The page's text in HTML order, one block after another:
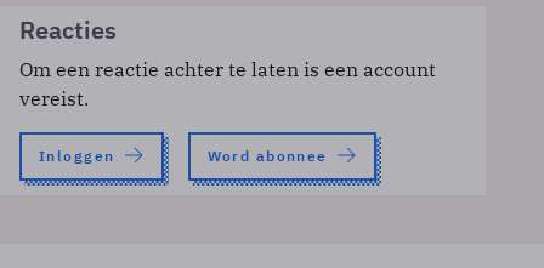
Reacties
Om een reactie achter te laten is een account
vereist.
Inloggen Word abonnee